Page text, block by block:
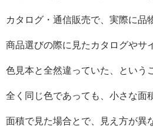
カタログ・通信販売で、実際に品
商品選びの際に見たカタログやサ
色見本と全然違っていた、という
全く同じ色であっても、小さな面
面積で見た場合とで、見え方が異